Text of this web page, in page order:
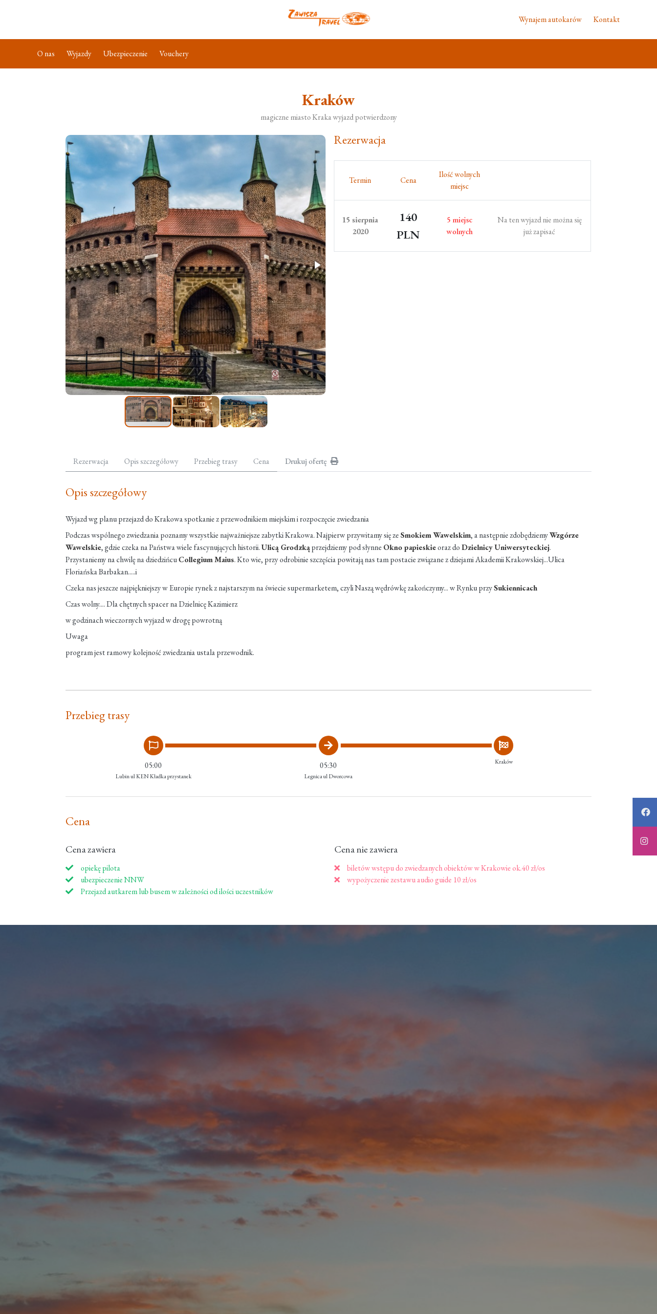
Wynajem autokarów Kontakt
O nas Wyjazdy Ubezpieczenie Vouchery
Kraków
magiczne miasto Kraka wyjazd potwierdzony
Rezerwacja
Termin Cena
Ilość wolnych
miejsc
15 sierpnia
2020
140
PLN
5 miejsc
wolnych
Na ten wyjazd nie można się
już zapisać
Rezerwacja Opis szczegółowy Przebieg trasy Cena Drukuj ofertę
Opis szczegółowy
Wyjazd wg planu przejazd do Krakowa spotkanie z przewodnikiem miejskim i rozpoczęcie zwiedzania
Podczas wspólnego zwiedzania poznamy wszystkie najważniejsze zabytki Krakowa. Najpierw przywitamy się zeSmokiem Wawelskim, a następnie zdobędziemyWzgórze
Wawelskie, gdzie czeka na Państwa wiele fascynujących historii.Ulicą Grodzkąprzejdziemy pod słynne Okno papieskieoraz doDzielnicy Uniwersyteckiej.
Przystaniemy na chwilę na dziedzińcuCollegium Maius. Kto wie, przy odrobinie szczęścia powitają nas tam postacie związane z dziejami Akademii Krakowskiej...Ulica
Floriańska Barbakan.....i
Czeka nas jeszcze najpiękniejszy w Europie rynek z najstarszym na świecie supermarketem, czyli Naszą wędrówkę zakończymy... w Rynku przySukiennicach
Czas wolny.... Dla chętnych spacer na Dzielnicę Kazimierz
w godzinach wieczornych wyjazd w drogę powrotną
Uwaga
program jest ramowy kolejność zwiedzania ustala przewodnik.
Przebieg trasy
05:00
Lubin ul KEN Kładka przystanek
05:30
Legnica ul Dworcowa
Kraków
Cena
Cena zawiera
opiekę pilota
ubezpieczenie NNW
Przejazd autkarem lub busem w zależności od ilości uczestników
Cena nie zawiera
biletów wstępu do zwiedzanych obiektów w Krakowie ok.40 zł/os
wypożyczenie zestawu audio guide 10 zł/os